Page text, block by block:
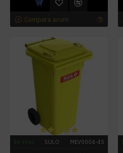
Cumpara acum
SULO MEV0004-4S